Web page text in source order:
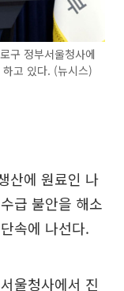
구 정부서울청사에
고 있다. (뉴시스)
산에 원료인 나
급 불안을 해소
속에 나선다.
울청사에서 진